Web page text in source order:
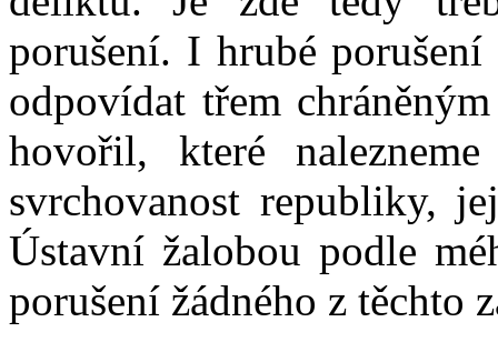
porušení. I hrubé
odpovídat třem
hovořil, které
svrchovanost republiky,
Ústavní žalobou podle
porušení žádného z těchto